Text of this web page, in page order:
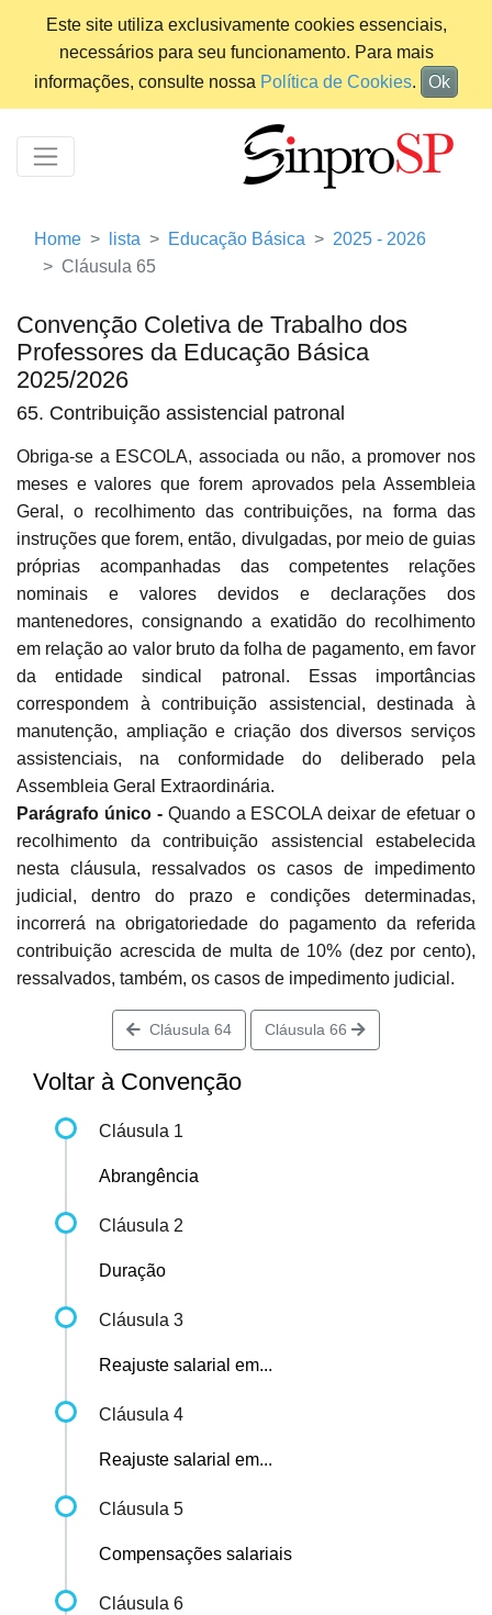
Este site utiliza exclusivamente cookies essenciais,
necessários para seu funcionamento. Para mais
informações, consulte nossa Política de Cookies. Ok
Home lista Educação Básica
2025 - 2026
Cláusula 65
Convenção Coletiva de Trabalho dos
Professores da Educação Básica
2025/2026
65. Contribuição assistencial patronal
Obriga-se a ESCOLA, associada ou não, a promover nos
meses e valores que forem aprovados pela Assembleia
Geral, o recolhimento das contribuições, na forma das
instruções que forem, então, divulgadas, por meio de guias
próprias acompanhadas das competentes relações
nominais e valores devidos e declarações dos
mantenedores, consignando a exatidão do recolhimento
em relação ao valor bruto da folha de pagamento, em favor
da entidade sindical patronal. Essas importâncias
correspondem à contribuição assistencial, destinada à
manutenção, ampliação e criação dos diversos serviços
assistenciais, na conformidade do deliberado pela
Assembleia Geral Extraordinária.
Parágrafo único -Quando a ESCOLA deixar de efetuar o
recolhimento da contribuição assistencial estabelecida
nesta cláusula, ressalvados os casos de impedimento
judicial, dentro do prazo e condições determinadas,
incorrerá na obrigatoriedade do pagamento da referida
contribuição acrescida de multa de 10% (dez por cento),
ressalvados, também, os casos de impedimento judicial.
Cláusula 64 Cláusula 66
Voltar à Convenção
Cláusula 1
Abrangência
Cláusula 2
Duração
Cláusula 3
Reajuste salarial em...
Cláusula 4
Reajuste salarial em...
Cláusula 5
Compensações salariais
Cláusula 6